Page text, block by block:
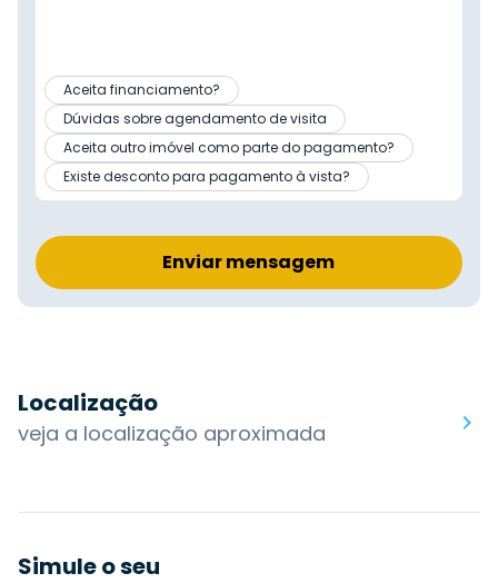
Aceita financiamento?
Dúvidas sobre agendamento de visita
Aceita outro imóvel como parte do pagamento?
Existe desconto para pagamento à vista?
Enviar mensagem
Localização
veja a localização aproximada
Simule o seu